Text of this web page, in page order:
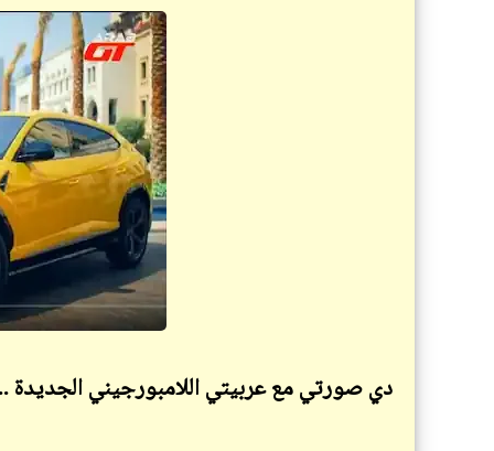
دي صورتي مع عربيتي اللامبورجيني